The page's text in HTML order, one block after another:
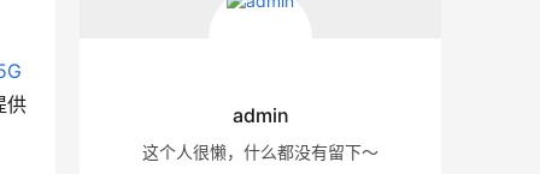
供
admin
这个人很懒，什么都没有留下～